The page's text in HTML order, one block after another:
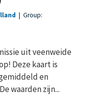
| Group:
uit veenweide
Deze kaart is
en
waarden zijn...